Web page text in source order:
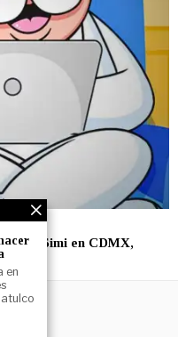
Dr. Simi en CDMX,
en